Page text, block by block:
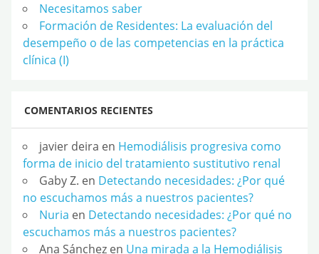
Necesitamos saber
Formación de Residentes: La evaluación del
desempeño o de las competencias en la práctica
clínica (I)
COMENTARIOS RECIENTES
javier deira en Hemodiálisis progresiva como
forma de inicio del tratamiento sustitutivo renal
Gaby Z. en Detectando necesidades: ¿Por qué
no escuchamos más a nuestros pacientes?
Nuria en Detectando necesidades: ¿Por qué no
escuchamos más a nuestros pacientes?
Ana Sánchez en Una mirada a la Hemodiálisis